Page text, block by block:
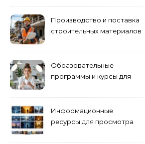
приобретения
Производство и поставка
строительных материалов
Образовательные
программы и курсы для
Информационные
ресурсы для просмотра